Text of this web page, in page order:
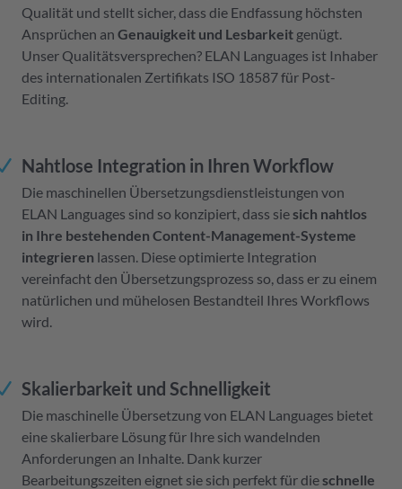
Qualität und stellt sicher, dass die Endfassung höchsten
Ansprüchen an Genauigkeit und Lesbarkeit genügt.
Unser Qualitätsversprechen? ELAN Languages ist Inhaber
des internationalen Zertifikats ISO 18587 für Post-
Editing.
Nahtlose Integration in Ihren Workflow
Die maschinellen Übersetzungsdienstleistungen von
ELAN Languages sind so konzipiert, dass siesich nahtlos
in Ihre bestehenden Content-Management-Systeme
integrieren lassen. Diese optimierte Integration
vereinfacht den Übersetzungsprozess so, dass er zu einem
natürlichen und mühelosen Bestandteil Ihres Workflows
wird.
Skalierbarkeit und Schnelligkeit
Die maschinelle Übersetzung von ELAN Languages bietet
eine skalierbare Lösung für Ihre sich wandelnden
Anforderungen an Inhalte. Dank kurzer
Bearbeitungszeiten eignet sie sich perfekt für dieschnelle